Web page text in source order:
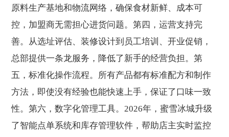
原料生产基地和物流网络，确保食材新鲜、成本可
控，加盟商无需担心进货问题。第四，运营支持完
善。从选址评估、装修设计到员工培训、开业促销，
总部提供一条龙服务，降低了新手的经营负担。第
五，标准化操作流程。所有产品都有标准配方和制作
方法，即使没有经验也能快速上手，保证了口味一致
性。第六，数字化管理工具。2026年，蜜雪冰城升级
了智能点单系统和库存管理软件，帮助店主实时监控